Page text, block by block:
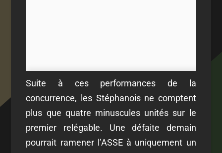
Suite à ces performances de la
concurrence, les Stéphanois ne comptent
plus que quatre minuscules unités sur le
premier relégable. Une défaite demain
pourrait ramener l’ASSE à uniquement un